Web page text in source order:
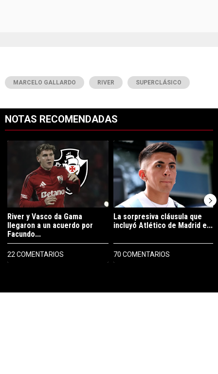
MARCELO GALLARDO RIVER SUPERCLÁSICO
NOTAS RECOMENDADAS
Un artículo de tendencia con el título "River y Vasco da Gama
River y Vasco da Gama
llegaron a un acuerdo por
Facundo...
22 COMENTARIOS
Un artículo de tendencia con el
La sorpresiva cláusula que
incluyó Atlético de Madrid e...
70 COMENTARIOS